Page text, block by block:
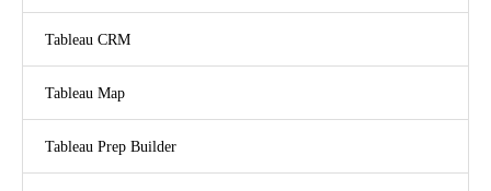
Tableau CRM
Tableau Map
Tableau Prep Builder